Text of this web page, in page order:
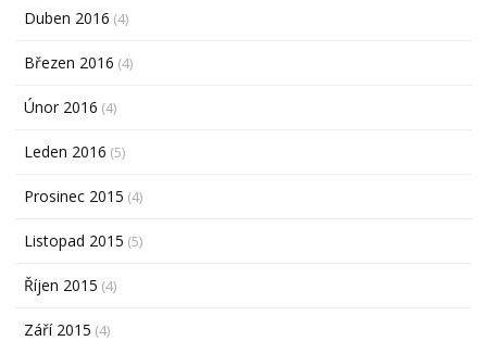
Duben 2016 (4)
Březen 2016 (4)
Únor 2016 (4)
Leden 2016 (5)
Prosinec 2015 (4)
Listopad 2015 (5)
Říjen 2015 (4)
Září 2015 (4)